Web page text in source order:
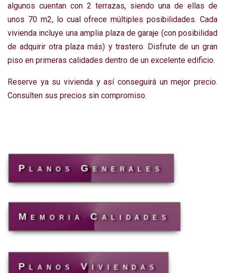
algunos cuentan con 2 terrazas, siendo una de ellas de
unos 70 m2, lo cual ofrece múltiples posibilidades. Cada
vivienda incluye una amplia plaza de garaje (con posibilidad
de adquirir otra plaza más) y trastero. Disfrute de un gran
piso en primeras calidades dentro de un excelente edificio.
Reserve ya su vivienda y así conseguirá un mejor precio.
Consulten sus precios sin compromiso.
Planos Generales
Memoria Calidades
Planos Viviendas